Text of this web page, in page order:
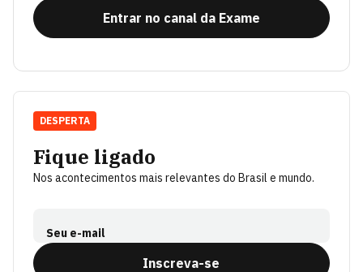
Entrar no canal da Exame
Fique ligado
Nos acontecimentos mais relevantes do Brasil e mundo.
Seu e-mail
Inscreva-se
DESPERTA